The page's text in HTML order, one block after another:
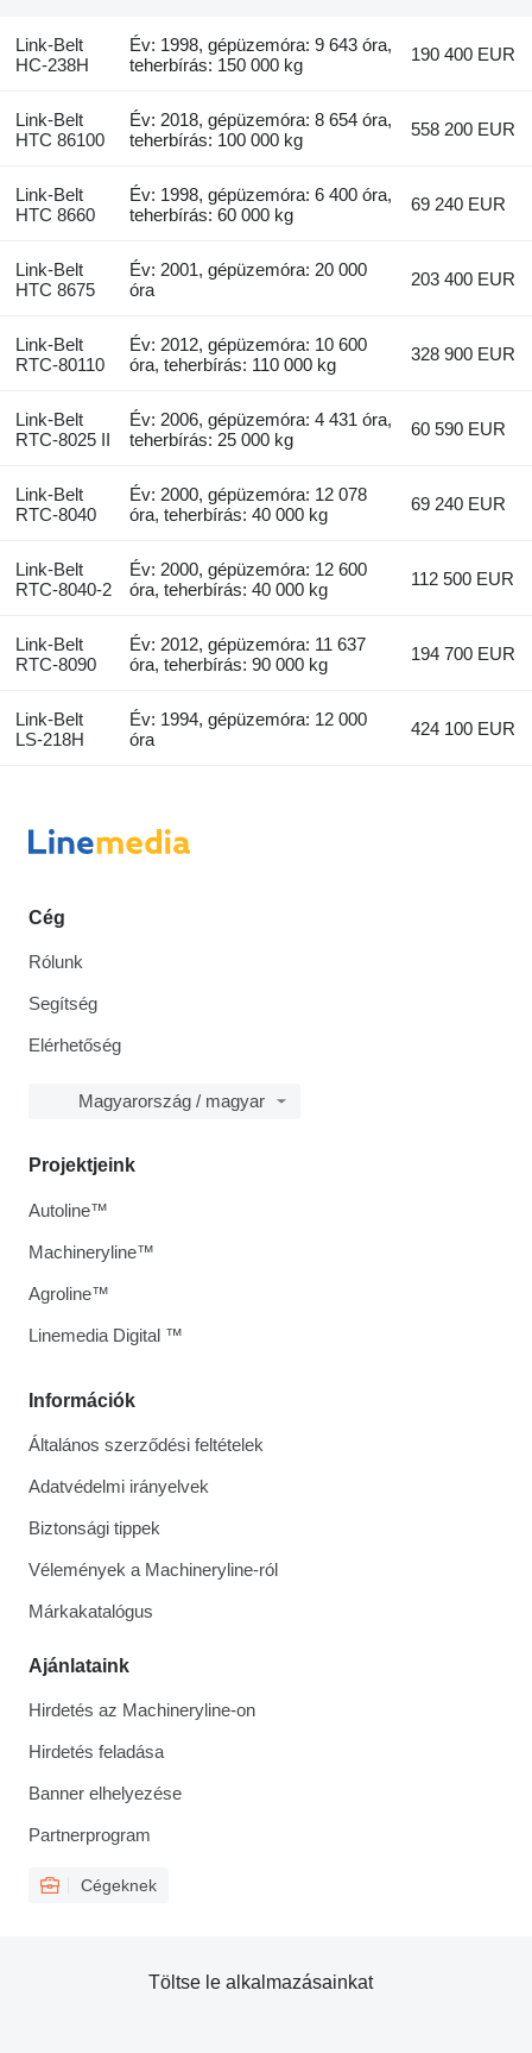
Link-Belt
HC-238H
Év: 1998, gépüzemóra: 9 643 óra,
teherbírás: 150 000 kg
190 400 EUR
Link-Belt
HTC 86100
Év: 2018, gépüzemóra: 8 654 óra,
teherbírás: 100 000 kg
558 200 EUR
Link-Belt
HTC 8660
Év: 1998, gépüzemóra: 6 400 óra,
teherbírás: 60 000 kg
69 240 EUR
Link-Belt
HTC 8675
Év: 2001, gépüzemóra: 20 000
óra
203 400 EUR
Link-Belt
RTC-80110
Év: 2012, gépüzemóra: 10 600
óra, teherbírás: 110 000 kg
328 900 EUR
Link-Belt
RTC-8025 II
Év: 2006, gépüzemóra: 4 431 óra,
teherbírás: 25 000 kg
60 590 EUR
Link-Belt
RTC-8040
Év: 2000, gépüzemóra: 12 078
óra, teherbírás: 40 000 kg
69 240 EUR
Link-Belt
RTC-8040-2
Év: 2000, gépüzemóra: 12 600
óra, teherbírás: 40 000 kg
112 500 EUR
Link-Belt
RTC-8090
Év: 2012, gépüzemóra: 11 637
óra, teherbírás: 90 000 kg
194 700 EUR
Link-Belt
LS-218H
Év: 1994, gépüzemóra: 12 000
óra
424 100 EUR
Cég
Rólunk
Segítség
Elérhetőség
Magyarország / magyar
Információk
Általános szerződési feltételek
Adatvédelmi irányelvek
Biztonsági tippek
Vélemények a Machineryline-ról
Márkakatalógus
Ajánlataink
Hirdetés az Machineryline-on
Hirdetés feladása
Banner elhelyezése
Partnerprogram
Cégeknek
Projektjeink
Autoline™
Machineryline™
Agroline™
Linemedia Digital ™
Töltse le alkalmazásainkat